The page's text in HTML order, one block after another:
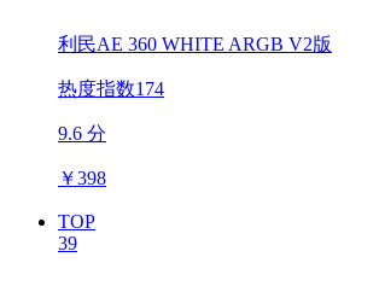
利民AE 360 WHITE ARGB V2版
热度指数174
9.6 分
￥398
TOP
39